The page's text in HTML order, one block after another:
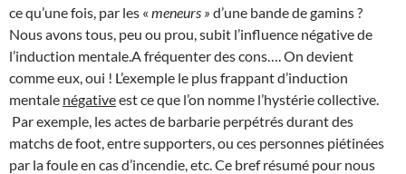
ce qu’une fois, par les « meneurs » d’une bande de gamins ?
Nous avons tous, peu ou prou, subit l’influence négative de
l’induction mentale.A fréquenter des cons…. On devient
comme eux, oui ! L’exemple le plus frappant d’induction
mentale négativeest ce que l’on nomme l’hystérie collective.
Par exemple, les actes de barbarie perpétrés durant des
matchs de foot, entre supporters, ou ces personnes piétinées
par la foule en cas d’incendie, etc. Ce bref résumé pour nous